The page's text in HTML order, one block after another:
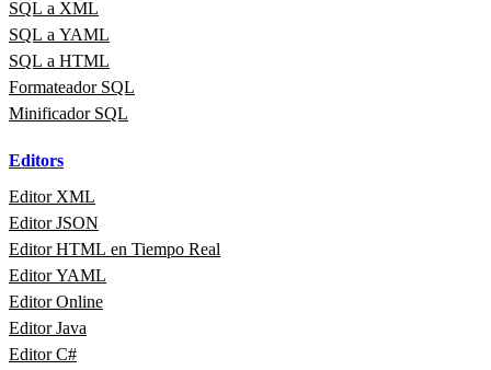
SQL a XML
SQL a YAML
SQL a HTML
Formateador SQL
Minificador SQL
Editors
Editor XML
Editor JSON
Editor HTML en Tiempo Real
Editor YAML
Editor Online
Editor Java
Editor C#